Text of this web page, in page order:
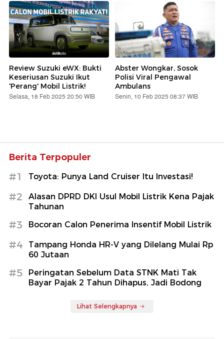
Review Suzuki eWX: Bukti
Keseriusan Suzuki Ikut
'Perang' Mobil Listrik!
Selasa, 18 Feb 2025 20:50 WIB
Abster Wongkar, Sosok
Polisi Viral Pengawal
Ambulans
Senin, 10 Feb 2025 08:37 WIB
Berita Terpopuler
#1 Toyota: Punya Land Cruiser Itu Investasi!
#2
Alasan DPRD DKI Usul Mobil Listrik Kena Pajak
Tahunan
#3 Bocoran Calon Penerima Insentif Mobil Listrik
#4
Tampang Honda HR-V yang Dilelang Mulai Rp
60 Jutaan
#5
Peringatan Sebelum Data STNK Mati Tak
Bayar Pajak 2 Tahun Dihapus, Jadi Bodong
Lihat Selengkapnya